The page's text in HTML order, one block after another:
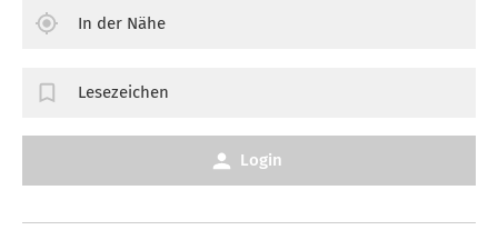
In der Nähe
Lesezeichen
Login